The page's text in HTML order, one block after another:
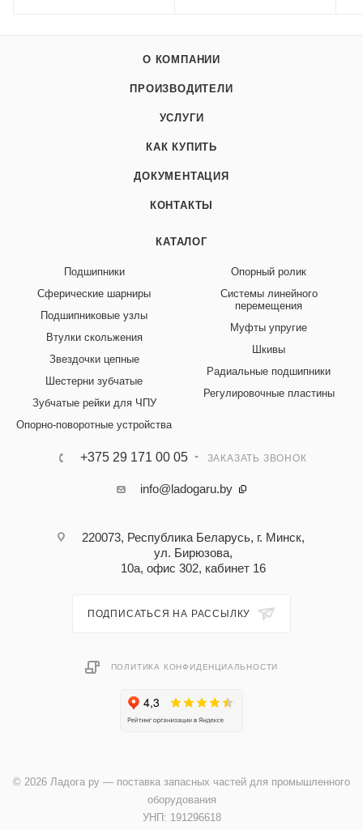
О КОМПАНИИ
ПРОИЗВОДИТЕЛИ
УСЛУГИ
КАК КУПИТЬ
ДОКУМЕНТАЦИЯ
КОНТАКТЫ
КАТАЛОГ
Подшипники
Сферические шарниры
Подшипниковые узлы
Втулки скольжения
Звездочки цепные
Шестерни зубчатые
Зубчатые рейки для ЧПУ
Опорно-поворотные устройства
Опорный ролик
Системы линейного
перемещения
Муфты упругие
Шкивы
Радиальные подшипники
Регулировочные пластины
+375 29 171 00 05 ЗАКАЗАТЬ ЗВОНОК
info@ladogaru.by
220073, Республика Беларусь, г. Минск,
ул. Бирюзова,
10а, офис 302, кабинет 16
ПОДПИСАТЬСЯ НА РАССЫЛКУ
ПОЛИТИКА КОНФИДЕНЦИАЛЬНОСТИ
© 2026 Ладога ру — поставка запасных частей для промышленного
оборудования
УНП: 191296618